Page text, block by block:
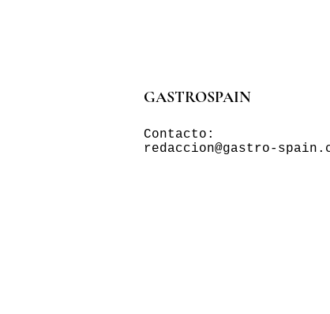
GASTROSPAIN
Contacto:
redaccion@gastro-